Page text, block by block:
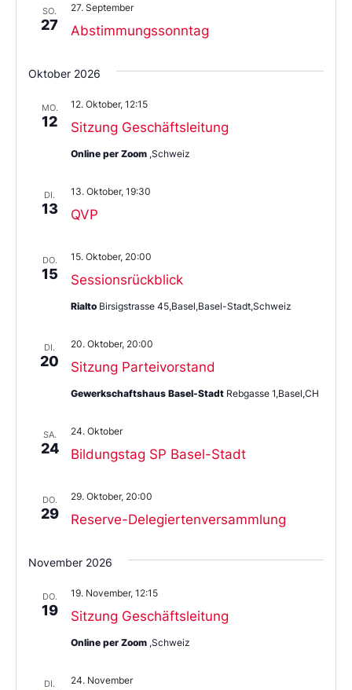
SO.
27 Abstimmungssonntag
27. September
Oktober 2026
MO.
12 Sitzung Geschäftsleitung
12. Oktober, 12:15
Online per Zoom ,Schweiz
DI.
13 QVP
13. Oktober, 19:30
DO.
15 Sessionsrückblick
15. Oktober, 20:00
Rialto Birsigstrasse 45,Basel,Basel-Stadt,Schweiz
DI.
20 Sitzung Parteivorstand
20. Oktober, 20:00
Gewerkschaftshaus Basel-Stadt Rebgasse 1,Basel,CH
SA.
24 Bildungstag SP Basel-Stadt
24. Oktober
DO.
29 Reserve-Delegiertenversammlung
29. Oktober, 20:00
November 2026
DO.
19 Sitzung Geschäftsleitung
19. November, 12:15
Online per Zoom ,Schweiz
DI. 24. November